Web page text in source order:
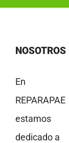
NOSOTROS
En
REPARAPAE
estamos
dedicado a